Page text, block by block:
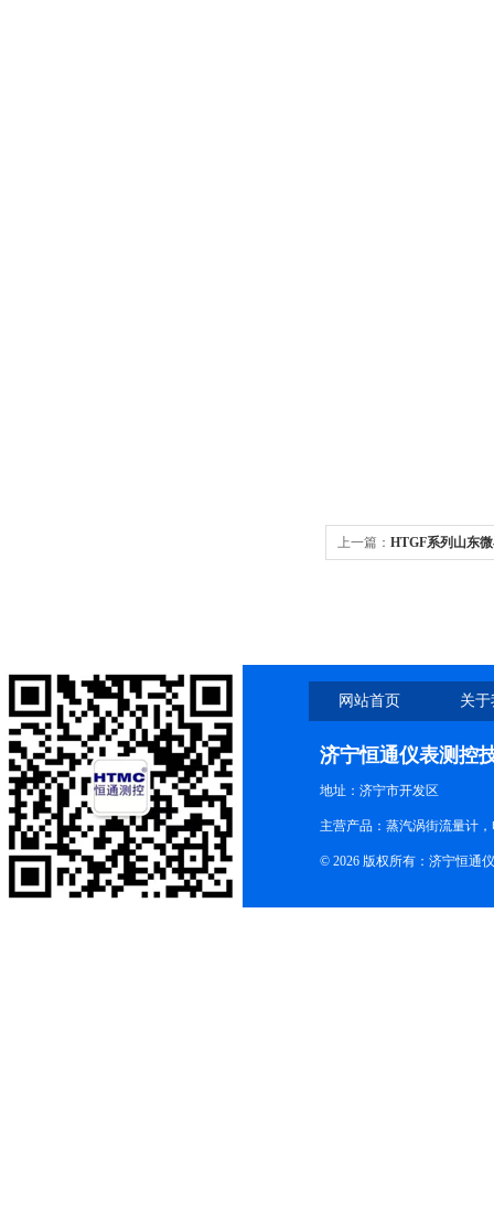
上一篇： HTGF系列山东
网站首页 关
济宁恒通仪表测控
地址：济宁市开发区
主营产品：蒸汽涡街流量计
© 2026 版权所有：济宁恒通